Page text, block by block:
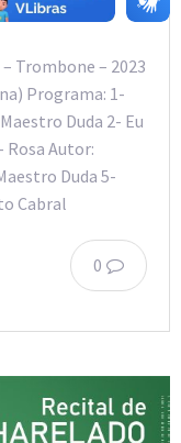
Trombone – 2023
Programa: 1-
Duda 2- Eu
Rosa Autor:
Duda 5-
Cabral
0